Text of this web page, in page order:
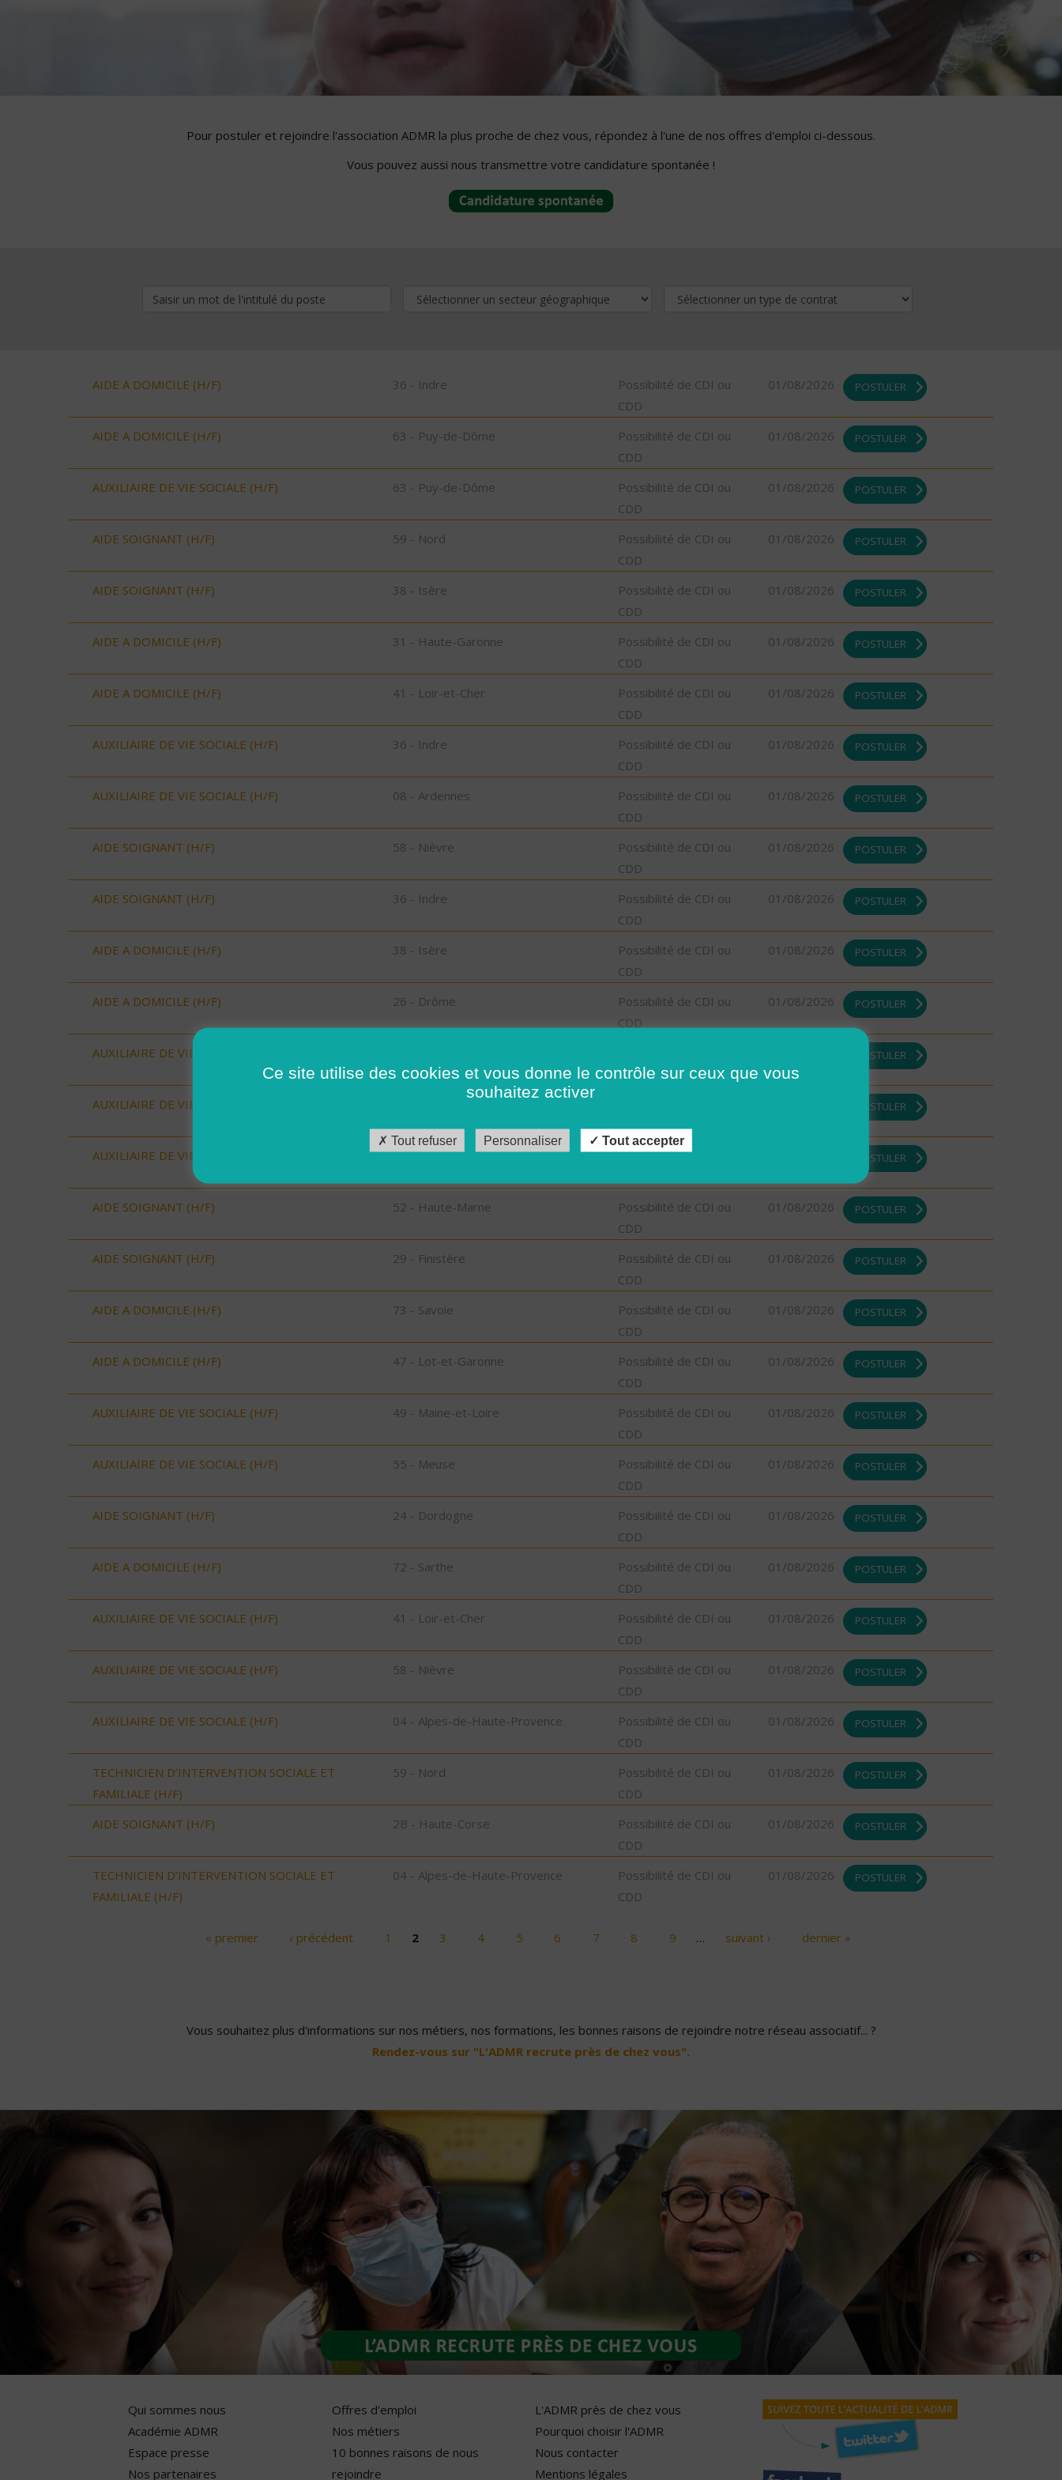
Pour postuler et rejoindre l'association ADMR la plus proche de chez vous, répondez à l'une de nos offres d'emploi ci-dessous.
Vous pouvez aussi nous transmettre votre candidature spontanée !
AIDE A DOMICILE (H/F) 36 - Indre
Possibilité de CDI ou
CDD
01/08/2026 POSTULER
AIDE A DOMICILE (H/F) 63 - Puy-de-Dôme
Possibilité de CDI ou
CDD
01/08/2026 POSTULER
AUXILIAIRE DE VIE SOCIALE (H/F) 63 - Puy-de-Dôme
Possibilité de CDI ou
CDD
01/08/2026 POSTULER
AIDE SOIGNANT (H/F) 59 - Nord
Possibilité de CDI ou
CDD
01/08/2026 POSTULER
AIDE SOIGNANT (H/F) 38 - Isère
Possibilité de CDI ou
CDD
01/08/2026 POSTULER
AIDE A DOMICILE (H/F) 31 - Haute-Garonne
Possibilité de CDI ou
CDD
01/08/2026 POSTULER
AIDE A DOMICILE (H/F) 41 - Loir-et-Cher
Possibilité de CDI ou
CDD
01/08/2026 POSTULER
AUXILIAIRE DE VIE SOCIALE (H/F) 36 - Indre
Possibilité de CDI ou
CDD
01/08/2026 POSTULER
AUXILIAIRE DE VIE SOCIALE (H/F) 08 - Ardennes
Possibilité de CDI ou
CDD
01/08/2026 POSTULER
AIDE SOIGNANT (H/F) 58 - Nièvre
Possibilité de CDI ou
CDD
01/08/2026 POSTULER
AIDE SOIGNANT (H/F) 36 - Indre
Possibilité de CDI ou
CDD
01/08/2026 POSTULER
AIDE A DOMICILE (H/F) 38 - Isère
Possibilité de CDI ou
CDD
01/08/2026 POSTULER
AIDE A DOMICILE (H/F) 26 - Drôme
Possibilité de CDI ou
CDD
01/08/2026 POSTULER
AUXILIAIRE DE VIE SOCIALE (H/F)
CDD
POSTULER
AUXILIAIRE DE VIE SOCIALE (H/F)
CDD
POSTULER
AUXILIAIRE DE VIE SOCIALE (H/F) 06 - Alpes-Maritimes
Possibilité de CDI ou
POSTULER
AIDE SOIGNANT (H/F) 52 - Haute-Marne
Possibilité de CDI ou
CDD
01/08/2026 POSTULER
AIDE SOIGNANT (H/F) 29 - Finistère
Possibilité de CDI ou
CDD
01/08/2026 POSTULER
AIDE A DOMICILE (H/F) 73 - Savoie
Possibilité de CDI ou
CDD
01/08/2026 POSTULER
AIDE A DOMICILE (H/F) 47 - Lot-et-Garonne
Possibilité de CDI ou
CDD
01/08/2026 POSTULER
AUXILIAIRE DE VIE SOCIALE (H/F) 49 - Maine-et-Loire
Possibilité de CDI ou
CDD
01/08/2026 POSTULER
AUXILIAIRE DE VIE SOCIALE (H/F) 55 - Meuse
Possibilité de CDI ou
CDD
01/08/2026 POSTULER
AIDE SOIGNANT (H/F) 24 - Dordogne
Possibilité de CDI ou
CDD
01/08/2026 POSTULER
AIDE A DOMICILE (H/F) 72 - Sarthe
Possibilité de CDI ou
CDD
01/08/2026 POSTULER
AUXILIAIRE DE VIE SOCIALE (H/F) 41 - Loir-et-Cher
Possibilité de CDI ou
CDD
01/08/2026 POSTULER
AUXILIAIRE DE VIE SOCIALE (H/F) 58 - Nièvre
Possibilité de CDI ou
CDD
01/08/2026 POSTULER
AUXILIAIRE DE VIE SOCIALE (H/F) 04 - Alpes-de-Haute-Provence
Possibilité de CDI ou
CDD
01/08/2026 POSTULER
TECHNICIEN D’INTERVENTION SOCIALE ET
FAMILIALE (H/F)
59 - Nord
Possibilité de CDI ou
CDD
01/08/2026 POSTULER
AIDE SOIGNANT (H/F) 2B - Haute-Corse
Possibilité de CDI ou
CDD
01/08/2026 POSTULER
TECHNICIEN D’INTERVENTION SOCIALE ET
FAMILIALE (H/F)
04 - Alpes-de-Haute-Provence
Possibilité de CDI ou
CDD
01/08/2026 POSTULER
« premier ‹ précédent 1 2 3 4 5 6 7 8 9 … suivant › dernier »
Vous souhaitez plus d'informations sur nos métiers, nos formations, les bonnes raisons de rejoindre notre réseau associatif... ?
Rendez-vous sur "L'ADMR recrute près de chez vous".
Qui sommes nous
Académie ADMR
Espace presse
Nos partenaires
Offres d'emploi
Nos métiers
10 bonnes raisons de nous
rejoindre
L'ADMR près de chez vous
Pourquoi choisir l'ADMR
Nous contacter
Mentions légales
Ce site utilise des cookies et vous donne le contrôle sur ceux que vous
souhaitez activer
Tout refuser Personnaliser Tout accepter